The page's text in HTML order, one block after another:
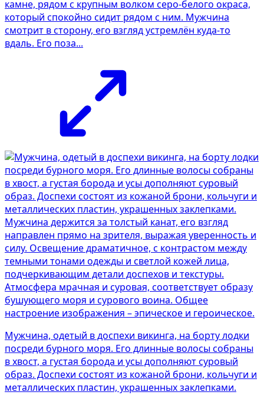
камне, рядом с крупным волком серо-белого окраса,
который спокойно сидит рядом с ним. Мужчина
смотрит в сторону, его взгляд устремлён куда-то
вдаль. Его поза...
Мужчина, одетый в доспехи викинга, на борту лодки
посреди бурного моря. Его длинные волосы собраны
в хвост, а густая борода и усы дополняют суровый
образ. Доспехи состоят из кожаной брони, кольчуги и
металлических пластин, украшенных заклепками.